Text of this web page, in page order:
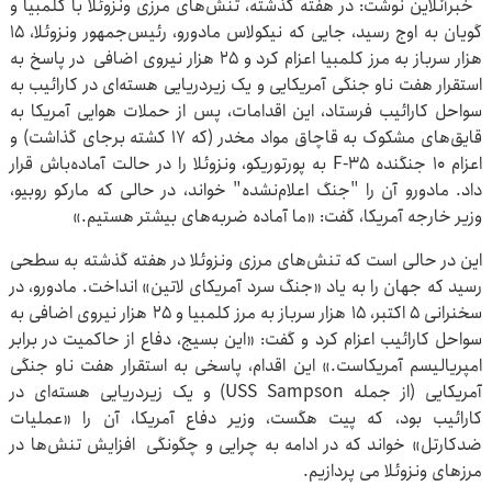
خبرآنلاین نوشت: در هفته گذشته، تنش‌های مرزی ونزوئلا با کلمبیا و
گویان به اوج رسید، جایی که نیکولاس مادورو، رئیس‌جمهور ونزوئلا، ۱۵
هزار سرباز به مرز کلمبیا اعزام کرد و ۲۵ هزار نیروی اضافی در پاسخ به
استقرار هفت ناو جنگی آمریکایی و یک زیردریایی هسته‌ای در کارائیب به
سواحل کارائیب فرستاد، این اقدامات، پس از حملات هوایی آمریکا به
قایق‌های مشکوک به قاچاق مواد مخدر (که ۱۷ کشته برجای گذاشت) و
اعزام ۱۰ جنگنده F-35 به پورتوریکو، ونزوئلا را در حالت آماده‌باش قرار
داد. مادورو آن را "جنگ اعلام‌نشده" خواند، در حالی که مارکو روبیو،
وزیر خارجه آمریکا، گفت: «ما آماده ضربه‌های بیشتر هستیم.»
این در حالی است که تنش‌های مرزی ونزوئلا در هفته گذشته به سطحی
رسید که جهان را به یاد «جنگ سرد آمریکای لاتین» انداخت. مادورو، در
سخنرانی ۵ اکتبر، ۱۵ هزار سرباز به مرز کلمبیا و ۲۵ هزار نیروی اضافی به
سواحل کارائیب اعزام کرد و گفت: «این بسیج، دفاع از حاکمیت در برابر
امپریالیسم آمریکاست.» این اقدام، پاسخی به استقرار هفت ناو جنگی
آمریکایی (از جمله USS Sampson) و یک زیردریایی هسته‌ای در
کارائیب بود، که پیت هگست، وزیر دفاع آمریکا، آن را «عملیات
ضدکارتل» خواند که در ادامه به چرایی و چگونگی افزایش تنش‌ها در
مرزهای ونزوئلا می پردازیم.